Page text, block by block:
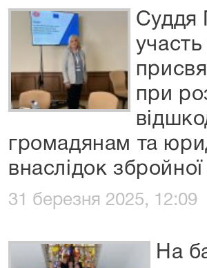
Суддя
при
громадянам та
внаслідок збройної
31 березня 2025, 12:09
На